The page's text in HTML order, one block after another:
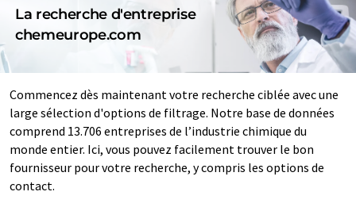
La recherche d'entreprise
chemeurope.com
Commencez dès maintenant votre recherche ciblée avec une
large sélection d'options de filtrage. Notre base de données
comprend 13.706 entreprises de l’industrie chimique du
monde entier. Ici, vous pouvez facilement trouver le bon
fournisseur pour votre recherche, y compris les options de
contact.